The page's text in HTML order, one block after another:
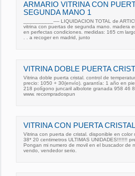
ARMARIO VITRINA CON
SEGUNDA MANO 1
__________---- LIQUIDACION TOTAL de
vitrina con puertas de segunda mano. madera
en perfectas condiciones. medidas: 165 cm
. . a recoger en madrid, junto
VITRINA DOBLE PUERTA
Vitrina doble puerta cristal. control de
precio: 1050 + 30(envío). garantía: 1 año en
218 polígono juncaril albolote granada 958 46
www. recompradospun
VITRINA CON PUERTA CRISTAL
Vitrina con puerta de cristal. disponible en color
38* 20 centimetros ULTIMAS UNIDADES!!!!!!!
Pongan mi numero de movil en el buscador de
vendo, vendedor serio.